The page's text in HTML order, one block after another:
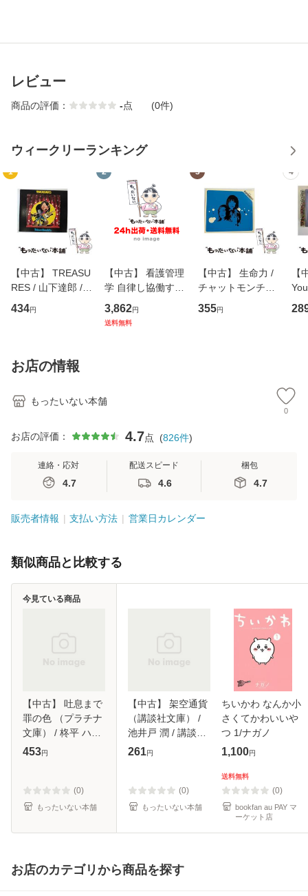
レビュー
商品の評価： -点 (0件)
ウィークリーランキング
1
【中古】 TREASU
RES / 山下達郎 /
イーストウエス
ト・ジャパン [CD]
434円
2
【中古】 看護管理
学 自律し協働する
専門職の看護マネ
ジメントスキル 改
3,862円
送料無料
3
【中古】 生命力 /
チャットモンチー /
キューンレコード
[CD]【メール便送
355円
4
【
のが
お店の情報
もったいない本舗
0
お店の評価： 4.7点 (826件)
連絡・応対
4.7
配送スピード
4.6
梱包
4.7
販売者情報 支払い方法 営業日カレンダー
類似商品と比較する
【中古】 吐息まで
罪の色 （プラチナ
文庫） / 柊平 ハル
モ / プランタン出
453円
(0)
もったいない本舗
今見ている商品
【中古】 架空通貨
（講談社文庫） /
池井戸 潤 / 講談社
[文庫]【メール便送
261円
(0)
もったいない本舗
ちいかわ なんか小
さくてかわいいや
つ 1/ナガノ
1,100円
送料無料
(0)
bookfan au PAY マ
ーケット店
お店のカテゴリから商品を探す